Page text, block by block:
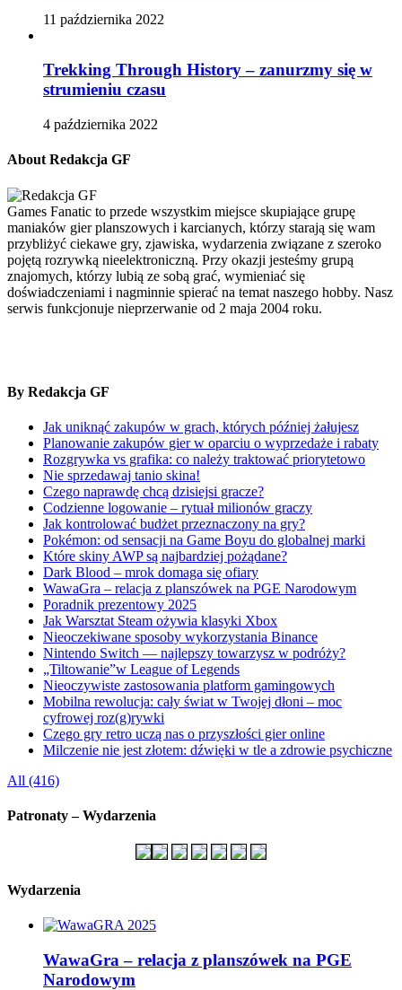
11 października 2022
Trekking Through History – zanurzmy się w
strumieniu czasu
4 października 2022
About Redakcja GF
Games Fanatic to przede wszystkim miejsce skupiające grupę
maniaków gier planszowych i karcianych, którzy starają się wam
przybliżyć ciekawe gry, zjawiska, wydarzenia związane z szeroko
pojętą rozrywką nieelektroniczną. Przy okazji jesteśmy grupą
znajomych, którzy lubią ze sobą grać, wymieniać się
doświadczeniami i nagminnie spierać na temat naszego hobby. Nasz
serwis funkcjonuje nieprzerwanie od 2 maja 2004 roku.
By Redakcja GF
Jak uniknąć zakupów w grach, których później żałujesz
Planowanie zakupów gier w oparciu o wyprzedaże i rabaty
Rozgrywka vs grafika: co należy traktować priorytetowo
Nie sprzedawaj tanio skina!
Czego naprawdę chcą dzisiejsi gracze?
Codzienne logowanie – rytuał milionów graczy
Jak kontrolować budżet przeznaczony na gry?
Pokémon: od sensacji na Game Boyu do globalnej marki
Które skiny AWP są najbardziej pożądane?
Dark Blood – mrok domaga się ofiary
WawaGra – relacja z planszówek na PGE Narodowym
Poradnik prezentowy 2025
Jak Warsztat Steam ożywia klasyki Xbox
Nieoczekiwane sposoby wykorzystania Binance
Nintendo Switch — najlepszy towarzysz w podróży?
„Tiltowanie”w League of Legends
Nieoczywiste zastosowania platform gamingowych
Mobilna rewolucja: cały świat w Twojej dłoni – moc
cyfrowej roz(g)rywki
Czego gry retro uczą nas o przyszłości gier online
Milczenie nie jest złotem: dźwięki w tle a zdrowie psychiczne
All (416)
Patronaty – Wydarzenia
Wydarzenia
WawaGra – relacja z planszówek na PGE
Narodowym